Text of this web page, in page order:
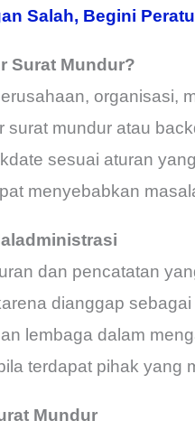
Salah, Begini
Surat Mundur?
organisasi,
surat mundur atau
sesuai aturan
menyebabkan
dan pencatatan
dianggap
lembaga dalam
terdapat pihak yang
Mundur